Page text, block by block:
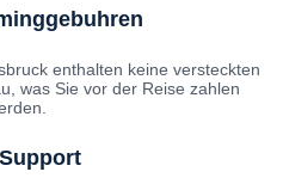
enthalten keine versteckten
was Sie vor der Reise zahlen